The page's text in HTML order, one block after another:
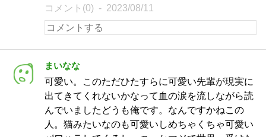
コメント(0) 2023/08/11
まいなな
可愛い。このただひたすらに可愛い先輩が現実に
出てきてくれないかなって血の涙を流しながら読
んでいましたどうも俺です。なんですかねこの
人。猫みたいなのも可愛いしめちゃくちゃ可愛い